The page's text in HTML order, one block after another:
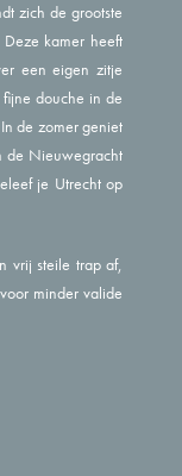
zich de grootste
kamer heeft
een eigen zitje
douche in de
de zomer geniet
de Nieuwegracht
je Utrecht op
vrij steile trap af,
minder valide